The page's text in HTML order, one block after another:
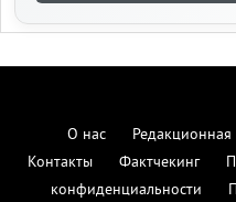
О нас Редакционная
Контакты
Фактчекинг
конфиденциальности